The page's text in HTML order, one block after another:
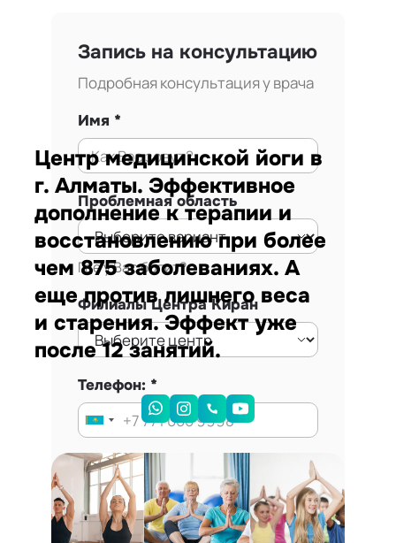
Запись на консультацию
Подробная консультация у врача
Имя
Проблемная область
Где у Вас болит?
Филиалы Центра Киран
Телефон:
Запись на консультацию
Центр медицинской йоги в
г. Алматы. Эффективное
дополнение к терапии и
восстановлению при более
чем 875 заболеваниях. А
еще против лишнего веса
и старения. Эффект уже
после 12 занятий.